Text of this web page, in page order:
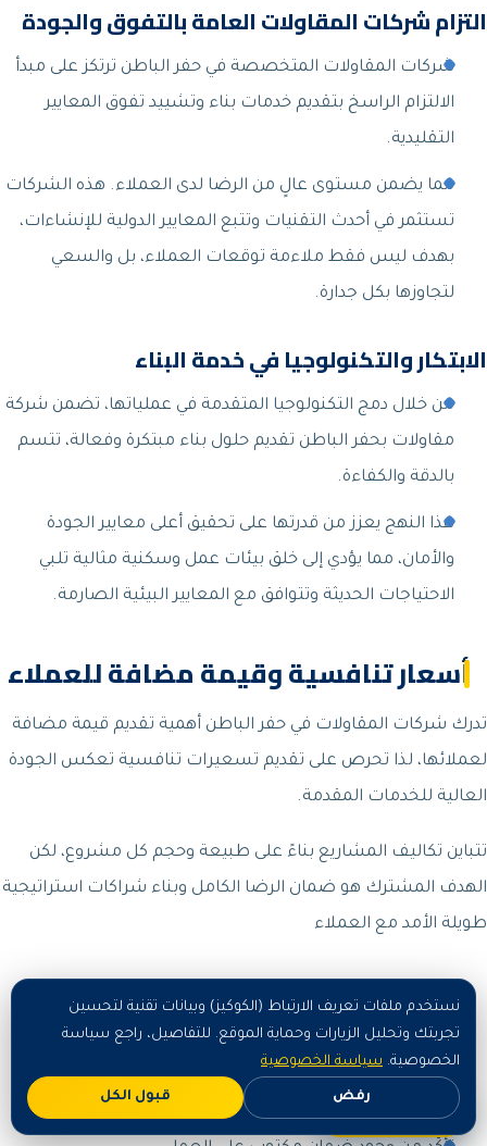
التزام شركات المقاولات العامة بالتفوق والجودة
شركات المقاولات المتخصصة في حفر الباطن ترتكز على مبدأ
الالتزام الراسخ بتقديم خدمات بناء وتشييد تفوق المعايير
التقليدية.
مما يضمن مستوى عالٍ من الرضا لدى العملاء. هذه الشركات
تستثمر في أحدث التقنيات وتتبع المعايير الدولية للإنشاءات،
بهدف ليس فقط ملاءمة توقعات العملاء، بل والسعي
لتجاوزها بكل جدارة.
الابتكار والتكنولوجيا في خدمة البناء
من خلال دمج التكنولوجيا المتقدمة في عملياتها، تضمن شركة
مقاولات بحفر الباطن تقديم حلول بناء مبتكرة وفعالة، تتسم
بالدقة والكفاءة.
هذا النهج يعزز من قدرتها على تحقيق أعلى معايير الجودة
والأمان، مما يؤدي إلى خلق بيئات عمل وسكنية مثالية تلبي
الاحتياجات الحديثة وتتوافق مع المعايير البيئية الصارمة.
أسعار تنافسية وقيمة مضافة للعملاء
تدرك شركات المقاولات في حفر الباطن أهمية تقديم قيمة مضافة
لعملائها، لذا تحرص على تقديم تسعيرات تنافسية تعكس الجودة
العالية للخدمات المقدمة.
تتباين تكاليف المشاريع بناءً على طبيعة وحجم كل مشروع، لكن
الهدف المشترك هو ضمان الرضا الكامل وبناء شراكات استراتيجية
طويلة الأمد مع العملاء
نصائح قبل طلب مقاولات
حدّد احتياجك بدقة لتحصل على عرض سعر مناسب.
اطلب المعاينة المجانية قبل البدء.
اطلب الآن
نستخدم ملفات تعريف الارتباط (الكوكيز) وبيانات تقنية لتحسين
تجربتك وتحليل الزيارات وحماية الموقع. للتفاصيل، راجع سياسة
الخصوصية. سياسة الخصوصية
رفض قبول الكل